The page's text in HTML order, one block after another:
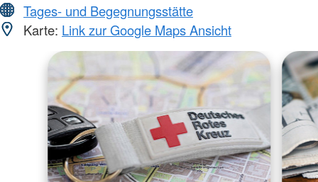
Tages- und Begegnungsstätte
Karte: Link zur Google Maps Ansicht